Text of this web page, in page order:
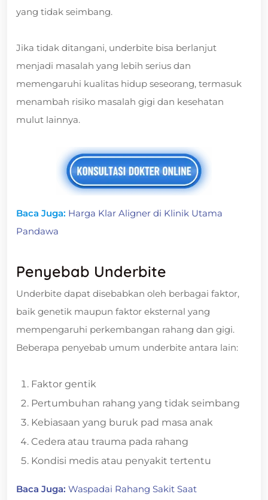
yang tidak seimbang.
Jika tidak ditangani, underbite bisa berlanjut
menjadi masalah yang lebih serius dan
memengaruhi kualitas hidup seseorang, termasuk
menambah risiko masalah gigi dan kesehatan
mulut lainnya.
Baca Juga: Harga Klar Aligner di Klinik Utama
Pandawa
Penyebab Underbite
Underbite dapat disebabkan oleh berbagai faktor,
baik genetik maupun faktor eksternal yang
mempengaruhi perkembangan rahang dan gigi.
Beberapa penyebab umum underbite antara lain:
Faktor gentik
Pertumbuhan rahang yang tidak seimbang
Kebiasaan yang buruk pad masa anak
Cedera atau trauma pada rahang
Kondisi medis atau penyakit tertentu
Baca Juga: Waspadai Rahang Sakit Saat